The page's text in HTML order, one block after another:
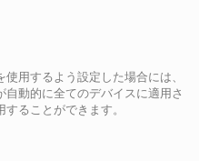
使用するよう設定した場合には、
動的に全てのデバイスに適用さ
ることができます。